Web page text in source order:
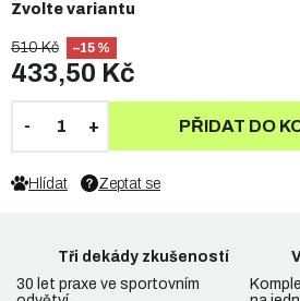
510 Kč –15 %
433,50 Kč
Zvolte variantu
PŘIDAT DO
Zeptat se
Hlídat
Tři dekády zkušeností
30 let praxe ve sportovním